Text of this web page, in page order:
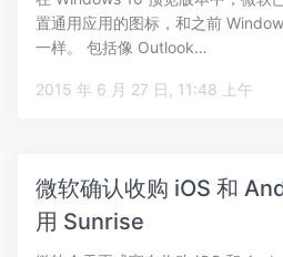
置通用应用的图标，和之前
一样。 包括像 Outlook…
2015 年 6 月 27 日, 11:48 上午
微软确认收购 iOS 和
用 Sunrise